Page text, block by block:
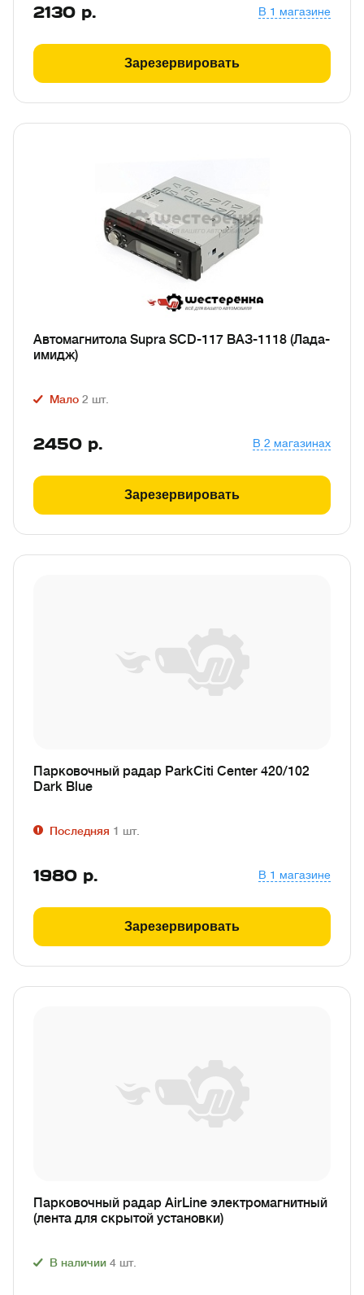
2130 р. В 1 магазине
Зарезервировать
Автомагнитола Supra SCD-117 ВАЗ-1118 (Лада-
имидж)
Мало 2 шт.
2450 р. В 2 магазинах
Зарезервировать
Парковочный радар ParkCiti Center 420/102
Dark Blue
Последняя 1 шт.
1980 р. В 1 магазине
Зарезервировать
Парковочный радар AirLine электромагнитный
(лента для скрытой установки)
В наличии 4 шт.